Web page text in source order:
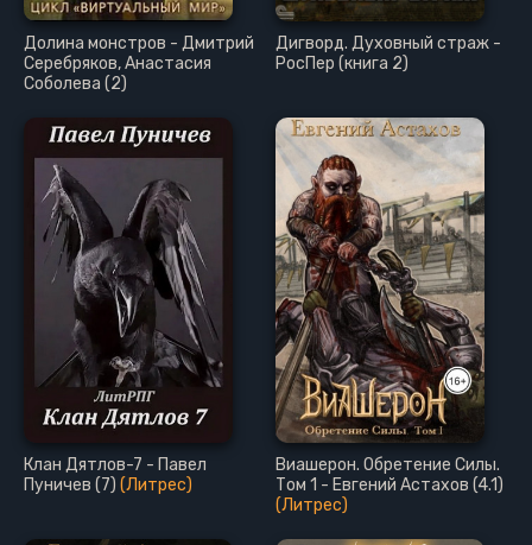
Долина монстров - Дмитрий
Серебряков, Анастасия
Соболева (2)
Дигворд. Духовный страж -
РосПер (книга 2)
Клан Дятлов-7 - Павел
Пуничев (7) (Литрес)
Виашерон. Обретение Силы.
Том 1 - Евгений Астахов (4.1)
(Литрес)